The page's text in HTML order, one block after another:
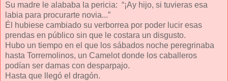
Su madre le alababa la pericia: “¡Ay hijo, si tuvieras esa
labia para procurarte novia...”
Él hubiese cambiado su verborrea por poder lucir esas
prendas en público sin que le costara un disgusto.
Hubo un tiempo en el que los sábados noche peregrinaba
hasta Torremolinos, un Camelot donde los caballeros
podían ser damas con desparpajo.
Hasta que llegó el dragón.